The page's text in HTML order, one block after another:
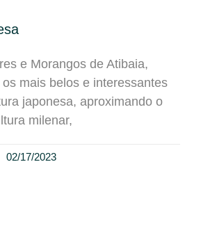
e Morangos de Atibaia,
mais belos e interessantes
japonesa, aproximando o
milenar,
02/17/2023